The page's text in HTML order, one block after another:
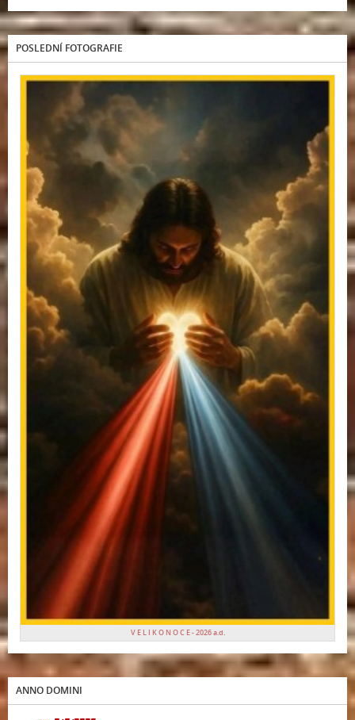
POSLEDNÍ FOTOGRAFIE
V E L I K O N O C E - 2026 a.d.
ANNO DOMINI